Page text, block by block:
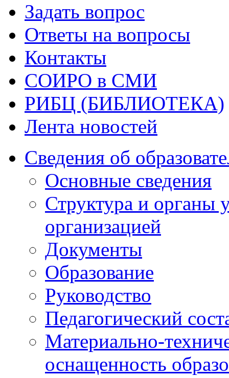
Задать вопрос
Ответы на вопросы
Контакты
СОИРО в СМИ
РИБЦ (БИБЛИОТЕКА)
Лента новостей
Сведения об
Основные сведения
Структура и органы
организацией
Документы
Образование
Руководство
Педагогический
Материально-
оснащенность